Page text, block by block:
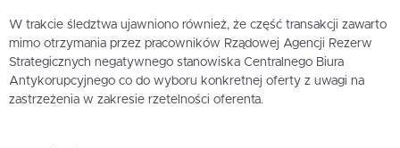
W trakcie śledztwa ujawniono również, że część transakcji zawarto
mimo otrzymania przez pracowników Rządowej Agencji Rezerw
Strategicznych negatywnego stanowiska Centralnego Biura
Antykorupcyjnego co do wyboru konkretnej oferty z uwagi na
zastrzeżenia w zakresie rzetelności oferenta.